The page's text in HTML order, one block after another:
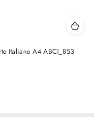
Italiano A4 ABCI_853